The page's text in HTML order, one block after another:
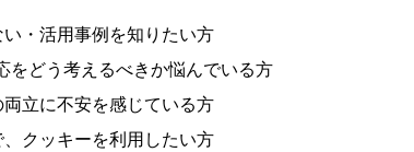
・活用事例を知りたい方
をどう考えるべきか悩んでいる方
立に不安を感じている方
クッキーを利用したい方